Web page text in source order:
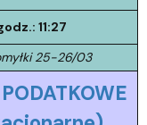
11:27
25-26/03